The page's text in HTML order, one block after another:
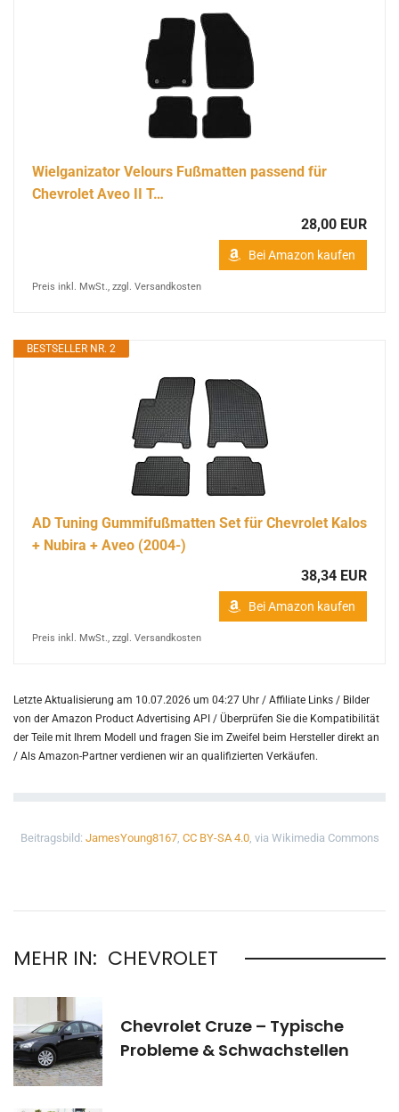
Wielganizator Velours Fußmatten passend für
Chevrolet Aveo II T…
28,00 EUR
Bei Amazon kaufen
Preis inkl. MwSt., zzgl. Versandkosten
BESTSELLER NR. 2
AD Tuning Gummifußmatten Set für Chevrolet Kalos
+ Nubira + Aveo (2004-)
38,34 EUR
Bei Amazon kaufen
Preis inkl. MwSt., zzgl. Versandkosten
Letzte Aktualisierung am 10.07.2026 um 04:27 Uhr / Affiliate Links / Bilder
von der Amazon Product Advertising API / Überprüfen Sie die Kompatibilität
der Teile mit Ihrem Modell und fragen Sie im Zweifel beim Hersteller direkt an
/ Als Amazon-Partner verdienen wir an qualifizierten Verkäufen.
Beitragsbild: JamesYoung8167, CC BY-SA 4.0, via Wikimedia Commons
MEHR IN: CHEVROLET
Chevrolet Cruze – Typische
Probleme & Schwachstellen